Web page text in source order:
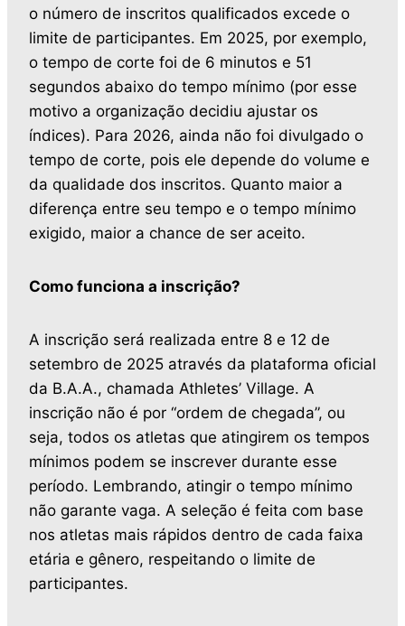
o número de inscritos qualificados excede o
limite de participantes. Em 2025, por exemplo,
o tempo de corte foi de 6 minutos e 51
segundos abaixo do tempo mínimo (por esse
motivo a organização decidiu ajustar os
índices). Para 2026, ainda não foi divulgado o
tempo de corte, pois ele depende do volume e
da qualidade dos inscritos. Quanto maior a
diferença entre seu tempo e o tempo mínimo
exigido, maior a chance de ser aceito.
Como funciona a inscrição?
A inscrição será realizada entre 8 e 12 de
setembro de 2025 através da plataforma oficial
da B.A.A., chamada Athletes’ Village. A
inscrição não é por “ordem de chegada”, ou
seja, todos os atletas que atingirem os tempos
mínimos podem se inscrever durante esse
período. Lembrando, atingir o tempo mínimo
não garante vaga. A seleção é feita com base
nos atletas mais rápidos dentro de cada faixa
etária e gênero, respeitando o limite de
participantes.